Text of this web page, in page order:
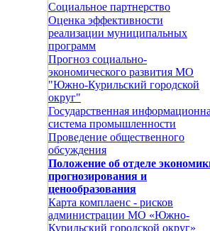
Социальное партнерство
Оценка эффективности
реализации муниципальных
программ
Прогноз социально-
экономического развития МО
"Южно-Курильский городской
округ"
Государственная
система промышленности
Проведение общественного
обсуждения
Положение об отделе
прогнозирования и
ценообразования
Карта комплаенс - рисков
администрации МО «Южно-
Курильский городской округ»